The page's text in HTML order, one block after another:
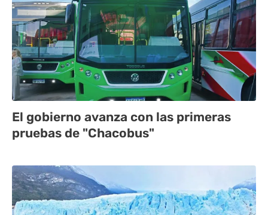
El gobierno avanza con las primeras
pruebas de "Chacobus"